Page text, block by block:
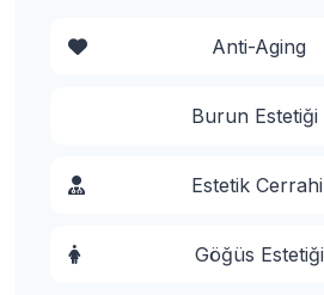
Anti-Aging
Burun Estetiği
Estetik Cerrahi
Göğüs Estetiği